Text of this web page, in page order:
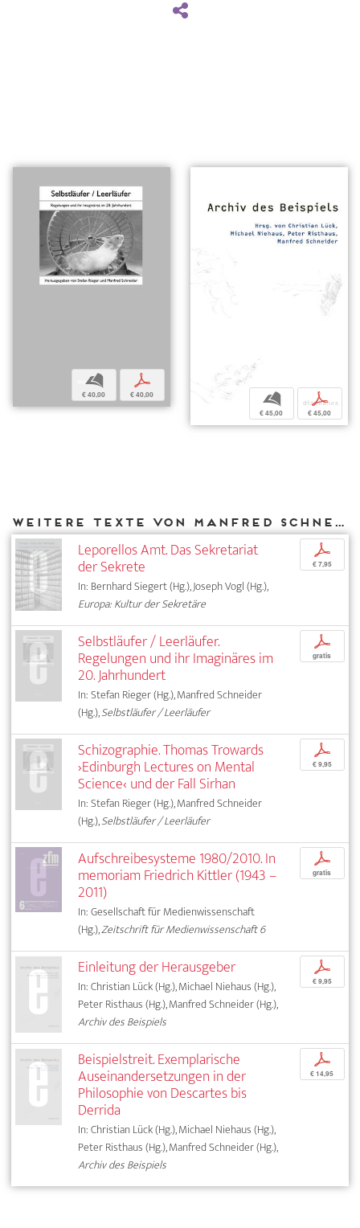
b
€ 40,00
p
€ 40,00 b
€ 45,00
p
€ 45,00
Weitere Texte von Manfred Schneider bei DIAPHANES
Leporellos Amt. Das Sekretariat
der Sekrete
In: Bernhard Siegert (Hg.), Joseph Vogl (Hg.),
Europa: Kultur der Sekretäre
p
€ 7,95
Selbstläufer / Leerläufer.
Regelungen und ihr Imaginäres im
20. Jahrhundert
In: Stefan Rieger (Hg.), Manfred Schneider
(Hg.),Selbstläufer / Leerläufer
p
gratis
Schizographie. Thomas Trowards
›Edinburgh Lectures on Mental
Science‹ und der Fall Sirhan
In: Stefan Rieger (Hg.), Manfred Schneider
(Hg.),Selbstläufer / Leerläufer
p
€ 9,95
Aufschreibesysteme 1980/2010. In
memoriam Friedrich Kittler (1943 –
2011)
In: Gesellschaft für Medienwissenschaft
(Hg.),Zeitschrift für Medienwissenschaft 6
p
gratis
Einleitung der Herausgeber
In: Christian Lück (Hg.), Michael Niehaus (Hg.),
Peter Risthaus (Hg.), Manfred Schneider (Hg.),
Archiv des Beispiels
p
€ 9,95
Beispielstreit. Exemplarische
Auseinandersetzungen in der
Philosophie von Descartes bis
Derrida
In: Christian Lück (Hg.), Michael Niehaus (Hg.),
Peter Risthaus (Hg.), Manfred Schneider (Hg.),
Archiv des Beispiels
p
€ 14,95